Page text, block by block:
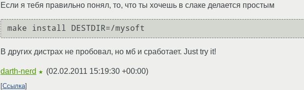
Если я тебя правильно понял, то, что ты хочешь в слаке делается простым
make install DESTDIR=/mysoft
В других дистрах не пробовал, но мб и сработает. Just try it!
darth-nerd ★ (02.02.2011 15:19:30 +00:00)
Ссылка